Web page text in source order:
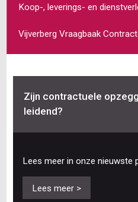
Koop-, leverings- en
Vijverberg Vraagbaak
Zijn contractuele
leidend?
Lees meer in onze nieuwste
Lees meer >